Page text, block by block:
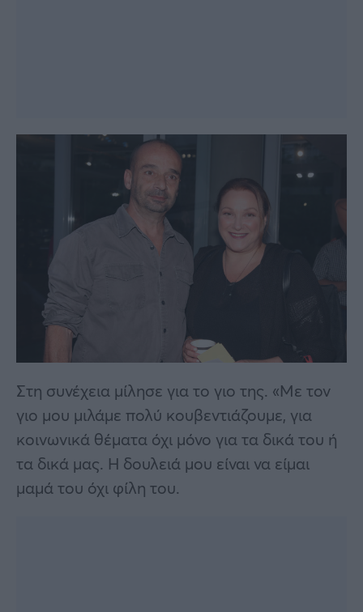
Στη συνέχεια μίλησε για το γιο της. «Με τον
γιο μου μιλάμε πολύ κουβεντιάζουμε, για
κοινωνικά θέματα όχι μόνο για τα δικά του ή
τα δικά μας. Η δουλειά μου είναι να είμαι
μαμά του όχι φίλη του.